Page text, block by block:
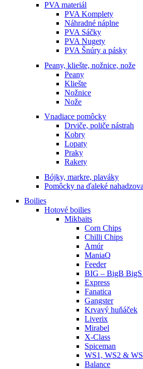
PVA materiál
PVA Komplety
Náhradné náplne
PVA Sáčky
PVA Nugety
PVA Šnúry a pásky
Peany, kliešte, nožnice, nože
Peany
Kliešte
Nožnice
Nože
Vnadiace pomôcky
Drviče, poliče nástrah
Kobry
Lopaty
Praky
Rakety
Bójky, markre, plaváky
Pomôcky na ďaleké
Boilies
Hotové boilies
Mikbaits
Corn Chips
Chilli Chips
Amúr
ManiaQ
Feeder
BIG – BigB
Express
Fanatica
Gangster
Krvavý huňáček
Liverix
Mirabel
X-Class
Spiceman
WS1, WS2 &
Balance